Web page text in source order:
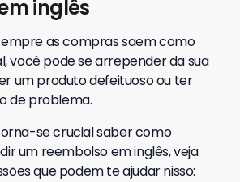
inglês
as compras saem como
você pode se arrepender da sua
um produto defeituoso ou ter
de problema.
se crucial saber como
um reembolso em inglês, veja
que podem te ajudar nisso: